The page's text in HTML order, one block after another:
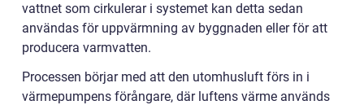
vattnet som cirkulerar i systemet kan detta sedan
användas för uppvärmning av byggnaden eller för att
producera varmvatten.
Processen börjar med att den utomhusluft förs in i
värmepumpens förångare, där luftens värme används